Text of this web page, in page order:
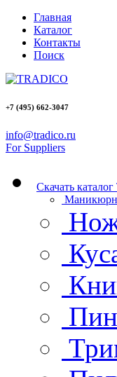
Главная
Каталог
Контакты
Поиск
+7 (495) 662-3047
info@tradico.ru
For Suppliers
Скачать